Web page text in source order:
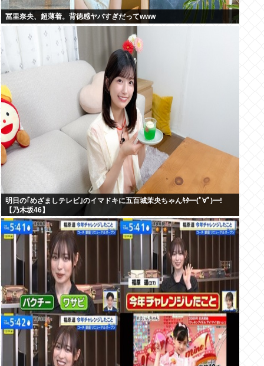
冨里奈央、超薄着。背徳感ヤバすぎだってwww
明日の｢めざましテレビ｣のイマドキに五百城茉央ちゃんｷﾀ━(ﾟ∀ﾟ)━!
【乃木坂46】